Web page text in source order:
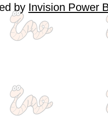
by Invision Power